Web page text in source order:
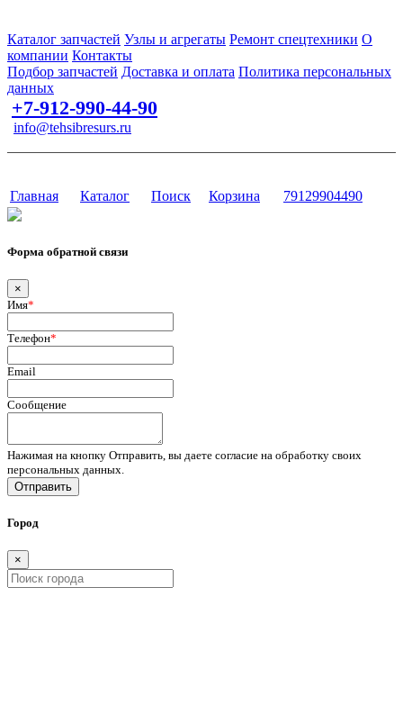
Каталог запчастей Узлы и агрегаты Ремонт спецтехники О
компании Контакты
Подбор запчастей Доставка и оплата Политика персональных
данных
+7-912-990-44-90
info@tehsibresurs.ru
Главная Каталог Поиск Корзина 79129904490
Форма обратной связи
×
Имя*
Телефон*
Email
Сообщение
Нажимая на кнопку Отправить, вы даете согласие на обработку своих
персональных данных.
Отправить
Город
×